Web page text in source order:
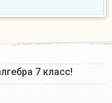
7 класс!